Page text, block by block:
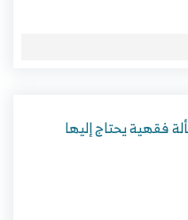
فقهية يحتاج إليها